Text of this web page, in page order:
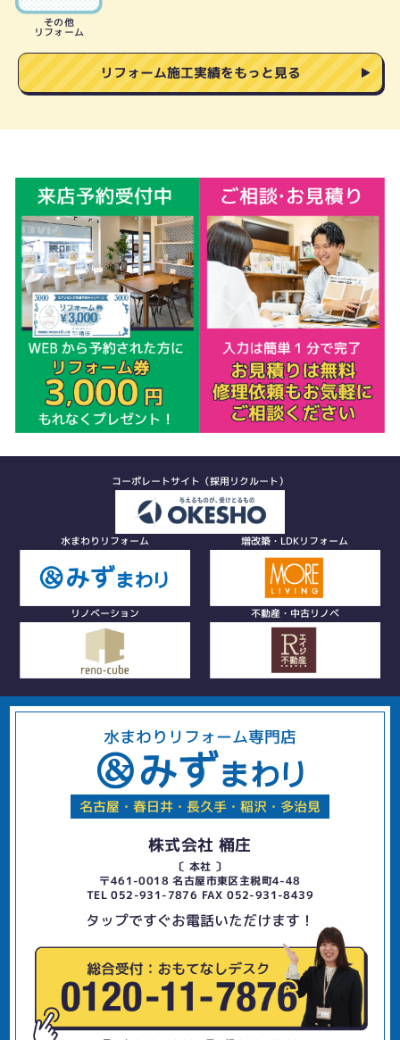
その他
リフォーム
リフォーム施工実績をもっと見る
コーポレートサイト（採用リクルート）
水まわりリフォーム 増改築・LDKリフォーム
リノベーション 不動産・中古リノベ
水まわりリフォーム専門店
名古屋・春日井・長久手・稲沢・多治見
株式会社 桶庄
〔 本社 〕
〒461-0018 名古屋市東区主税町4-48
TEL 052-931-7876 FAX 052-931-8439
タップですぐお電話いただけます！